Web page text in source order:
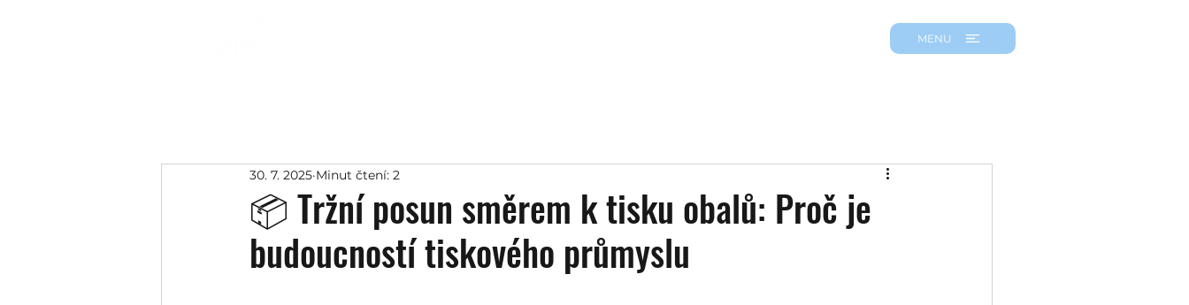
MENU
📦 Tržní posun směrem k tisku obalů: Proč je
budoucností tiskového průmyslu
30. 7. 2025 Minut čtení: 2